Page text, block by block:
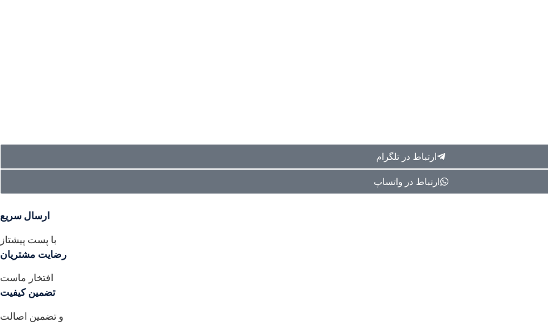
ارتباط در تلگرام
ارتباط در واتساپ
ارسال سریع
با پست پیشتاز
رضایت مشتریان
افتخار ماست
تضمین کیفیت
و تضمین اصالت